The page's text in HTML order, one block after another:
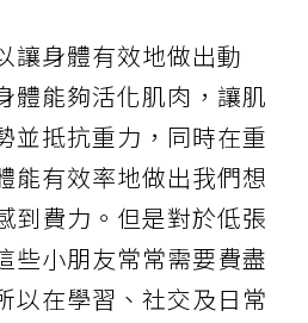
讓身體有效地做出動
體能夠活化肌肉，讓肌
並抵抗重力，同時在重
能有效率地做出我們想
到費力。但是對於低張
些小朋友常常需要費盡
以在學習、社交及日常